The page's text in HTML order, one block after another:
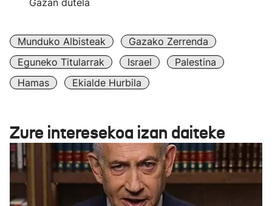
Gazan dutela
Munduko Albisteak
Gazako Zerrenda
Eguneko Titularrak
Israel
Palestina
Hamas
Ekialde Hurbila
Zure interesekoa izan daiteke